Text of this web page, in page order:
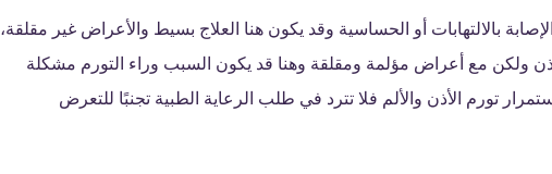
بالالتهابات أو الحساسية وقد يكون هنا العلاج بسيط والأعراض غير مقلقة،
ولكن مع أعراض مؤلمة ومقلقة وهنا قد يكون السبب وراء التورم مشكلة
تورم الأذن والألم فلا تترد في طلب الرعاية الطبية تجنبًا للتعرض